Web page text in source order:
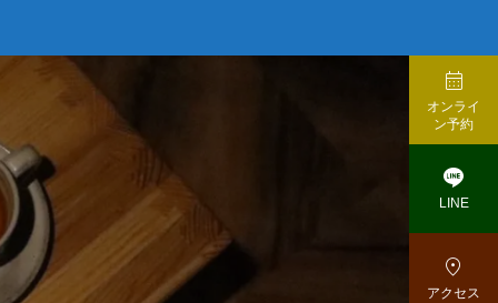

オンライ
ン予約

LINE

アクセス